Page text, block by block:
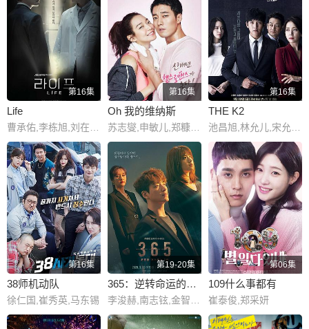
第16集
Life
曹承佑,李栋旭,刘在明,文素丽,元真儿,李奎炯,千虎珍,文成根,廉惠兰,金元海,太仁镐,严孝燮,崔光一,崔有华
第16集
Oh 我的维纳斯
苏志燮,申敏儿,郑糠云,刘仁英
第16集
THE K2
池昌旭,林允儿,宋允儿,赵成夏,李廷镇,金甲洙
第16集
38师机动队
徐仁国,崔秀英,马东锡
第19-20集
365：逆转命运的1年
第06集
109什么事都有
崔泰俊,郑采妍